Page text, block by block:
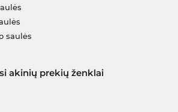
saulės
akinių prekių ženklai